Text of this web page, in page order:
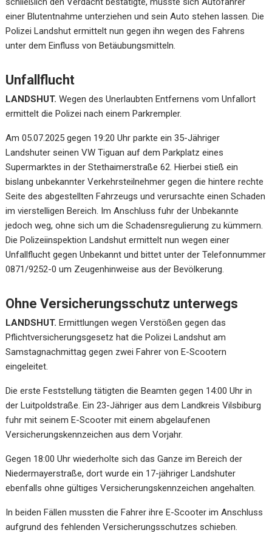
einer Blutentnahme unterziehen und sein Auto stehen lassen. Die
Polizei Landshut ermittelt nun gegen ihn wegen des Fahrens
unter dem Einfluss von Betäubungsmitteln.
Unfallflucht
LANDSHUT. Wegen des Unerlaubten Entfernens vom Unfallort
ermittelt die Polizei nach einem Parkrempler.
Am 05.07.2025 gegen 19:20 Uhr parkte ein 35-Jähriger
Landshuter seinen VW Tiguan auf dem Parkplatz eines
Supermarktes in der Stethaimerstraße 62. Hierbei stieß ein
bislang unbekannter Verkehrsteilnehmer gegen die hintere rechte
Seite des abgestellten Fahrzeugs und verursachte einen Schaden
im vierstelligen Bereich. Im Anschluss fuhr der Unbekannte
jedoch weg, ohne sich um die Schadensregulierung zu kümmern.
Die Polizeiinspektion Landshut ermittelt nun wegen einer
Unfallflucht gegen Unbekannt und bittet unter der Telefonnummer
0871/9252-0 um Zeugenhinweise aus der Bevölkerung.
Ohne Versicherungsschutz unterwegs
LANDSHUT. Ermittlungen wegen Verstößen gegen das
Pflichtversicherungsgesetz hat die Polizei Landshut am
Samstagnachmittag gegen zwei Fahrer von E-Scootern
eingeleitet.
Die erste Feststellung tätigten die Beamten gegen 14:00 Uhr in
der Luitpoldstraße. Ein 23-Jähriger aus dem Landkreis Vilsbiburg
fuhr mit seinem E-Scooter mit einem abgelaufenen
Versicherungskennzeichen aus dem Vorjahr.
Gegen 18:00 Uhr wiederholte sich das Ganze im Bereich der
Niedermayerstraße, dort wurde ein 17-jähriger Landshuter
ebenfalls ohne gültiges Versicherungskennzeichen angehalten.
In beiden Fällen mussten die Fahrer ihre E-Scooter im Anschluss
aufgrund des fehlenden Versicherungsschutzes schieben.